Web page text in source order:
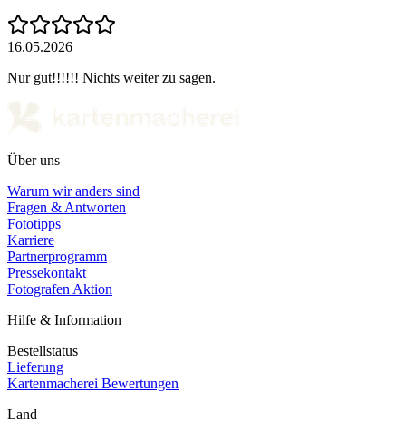
16.05.2026
Nur gut!!!!!! Nichts weiter zu sagen.
Über uns
Warum wir anders sind
Fragen & Antworten
Fototipps
Karriere
Partnerprogramm
Pressekontakt
Fotografen Aktion
Hilfe & Information
Bestellstatus
Lieferung
Kartenmacherei Bewertungen
Land